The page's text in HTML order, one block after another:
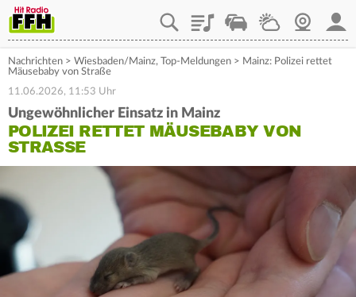
PlaylistStaupilotWetterWebcam
Nachrichten > Wiesbaden/Mainz, Top-Meldungen > Mainz: Polizei rettet
Mäusebaby von Straße
11.06.2026, 11:53 Uhr
Ungewöhnlicher Einsatz in Mainz
POLIZEI RETTET MÄUSEBABY VON
STRASSE